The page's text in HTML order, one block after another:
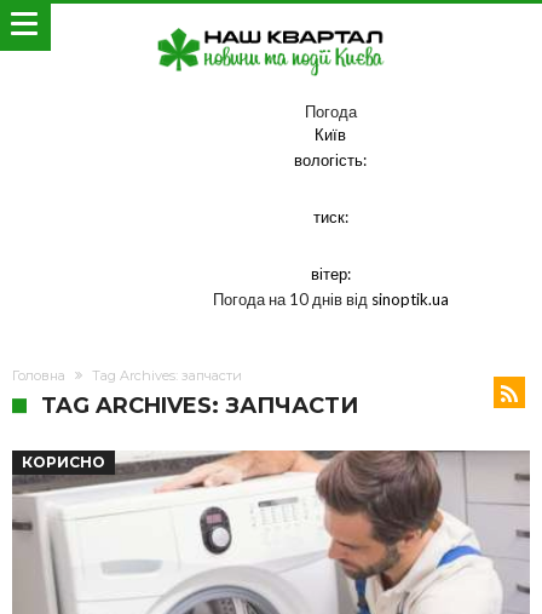
Погода
Київ
вологість:
тиск:
вітер:
Погода на 10 днів від sinoptik.ua
Головна Tag Archives: запчасти
TAG ARCHIVES: ЗАПЧАСТИ
КОРИСНО